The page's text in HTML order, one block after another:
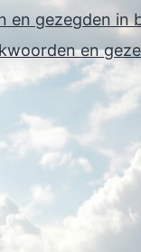
en gezegden in
en